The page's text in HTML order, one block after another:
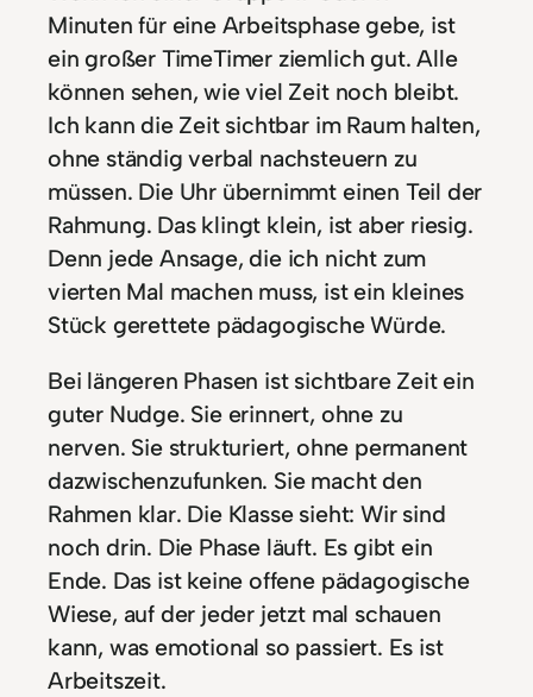
Minuten für eine Arbeitsphase gebe, ist
ein großer TimeTimer ziemlich gut. Alle
können sehen, wie viel Zeit noch bleibt.
Ich kann die Zeit sichtbar im Raum halten,
ohne ständig verbal nachsteuern zu
müssen. Die Uhr übernimmt einen Teil der
Rahmung. Das klingt klein, ist aber riesig.
Denn jede Ansage, die ich nicht zum
vierten Mal machen muss, ist ein kleines
Stück gerettete pädagogische Würde.
Bei längeren Phasen ist sichtbare Zeit ein
guter Nudge. Sie erinnert, ohne zu
nerven. Sie strukturiert, ohne permanent
dazwischenzufunken. Sie macht den
Rahmen klar. Die Klasse sieht: Wir sind
noch drin. Die Phase läuft. Es gibt ein
Ende. Das ist keine offene pädagogische
Wiese, auf der jeder jetzt mal schauen
kann, was emotional so passiert. Es ist
Arbeitszeit.